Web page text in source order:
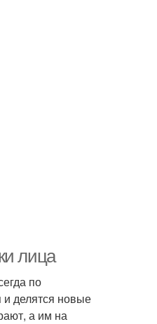
лица
по
делятся новые
а им на